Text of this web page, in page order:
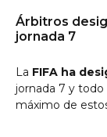
Árbitros
jornada 7
La FIFA ha
jornada 7 y
máximo de